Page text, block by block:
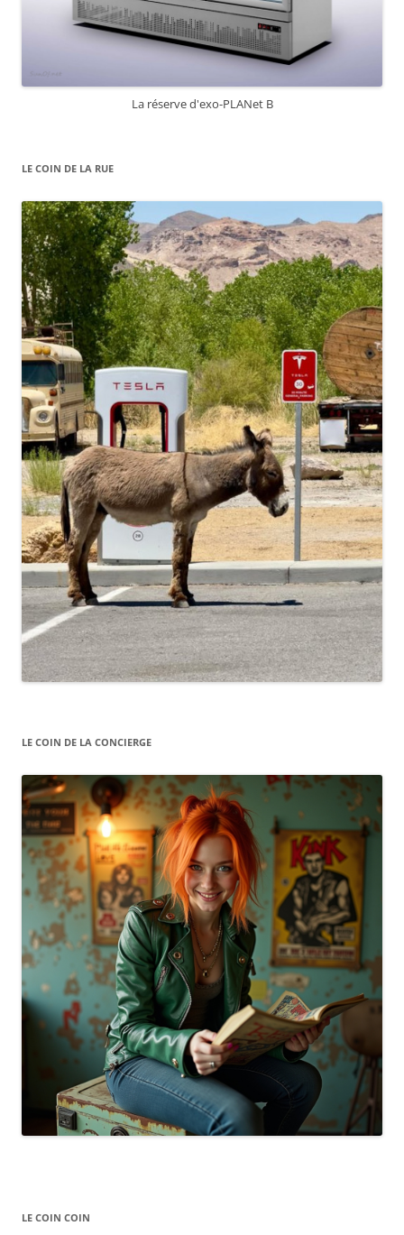
La réserve d'exo-PLANet B
LE COIN DE LA RUE
LE COIN DE LA CONCIERGE
LE COIN COIN